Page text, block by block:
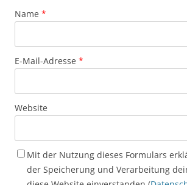
Name *
E-Mail-Adresse *
Website
Mit der Nutzung dieses Formulars
der Speicherung und Verarbeitung